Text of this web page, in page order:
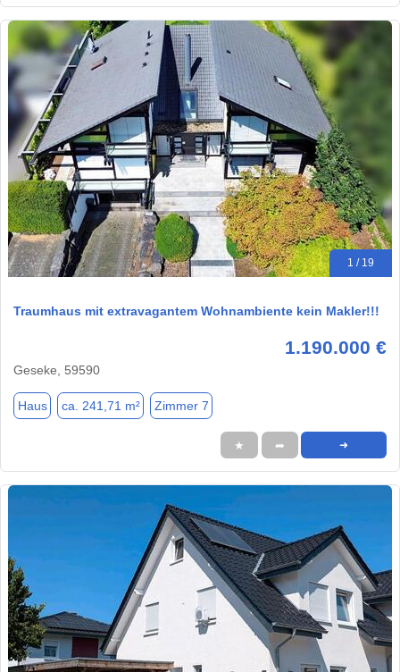
1 / 19
Traumhaus mit extravagantem Wohnambiente kein Makler!!!
1.190.000 €
Geseke, 59590
Haus ca. 241,71 m² Zimmer 7
★ ➦ ➜